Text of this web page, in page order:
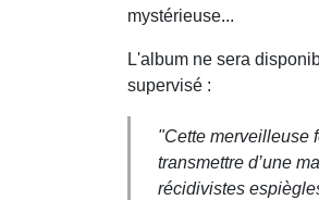
mystérieuse...
L'album ne sera
supervisé :
"Cette merveilleuse
transmettre d’une
récidivistes